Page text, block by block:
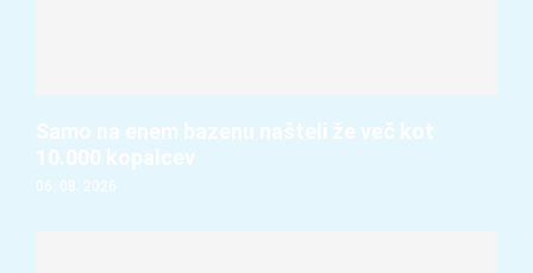
Samo na enem bazenu našteli že več kot
10.000 kopalcev
06. 08. 2026